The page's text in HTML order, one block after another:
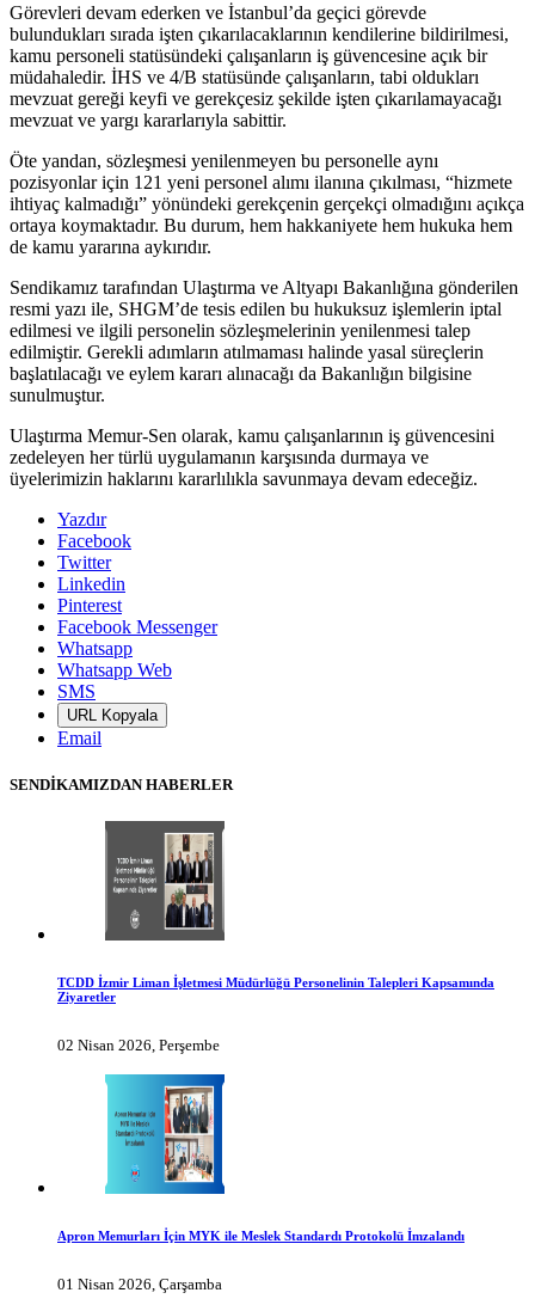
Görevleri devam ederken ve İstanbul’da geçici görevde
bulundukları sırada işten çıkarılacaklarının kendilerine bildirilmesi,
kamu personeli statüsündeki çalışanların iş güvencesine açık bir
müdahaledir. İHS ve 4/B statüsünde çalışanların, tabi oldukları
mevzuat gereği keyfi ve gerekçesiz şekilde işten çıkarılamayacağı
mevzuat ve yargı kararlarıyla sabittir.
Öte yandan, sözleşmesi yenilenmeyen bu personelle aynı
pozisyonlar için 121 yeni personel alımı ilanına çıkılması, “hizmete
ihtiyaç kalmadığı” yönündeki gerekçenin gerçekçi olmadığını açıkça
ortaya koymaktadır. Bu durum, hem hakkaniyete hem hukuka hem
de kamu yararına aykırıdır.
Sendikamız tarafından Ulaştırma ve Altyapı Bakanlığına gönderilen
resmi yazı ile, SHGM’de tesis edilen bu hukuksuz işlemlerin iptal
edilmesi ve ilgili personelin sözleşmelerinin yenilenmesi talep
edilmiştir. Gerekli adımların atılmaması halinde yasal süreçlerin
başlatılacağı ve eylem kararı alınacağı da Bakanlığın bilgisine
sunulmuştur.
Ulaştırma Memur-Sen olarak, kamu çalışanlarının iş güvencesini
zedeleyen her türlü uygulamanın karşısında durmaya ve
üyelerimizin haklarını kararlılıkla savunmaya devam edeceğiz.
Yazdır
Facebook
Twitter
Linkedin
Pinterest
Facebook Messenger
Whatsapp
Whatsapp Web
SMS
URL Kopyala
Email
SENDİKAMIZDAN HABERLER
TCDD İzmir Liman İşletmesi Müdürlüğü Personelinin Talepleri Kapsamında
Ziyaretler
02 Nisan 2026, Perşembe
Apron Memurları İçin MYK ile Meslek Standardı Protokolü İmzalandı
01 Nisan 2026, Çarşamba